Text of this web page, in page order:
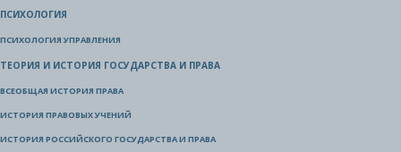
ПСИХОЛОГИЯ
ПСИХОЛОГИЯ УПРАВЛЕНИЯ
ТЕОРИЯ И ИСТОРИЯ ГОСУДАРСТВА И ПРАВА
ВСЕОБЩАЯ ИСТОРИЯ ПРАВА
ИСТОРИЯ ПРАВОВЫХ УЧЕНИЙ
ИСТОРИЯ РОССИЙСКОГО ГОСУДАРСТВА И ПРАВА